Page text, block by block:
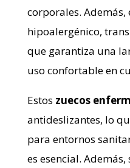
corporales.
hipoalergénico,
que garantiza una
uso confortable en
Estos zuecos
antideslizantes, lo
para entornos
es esencial.